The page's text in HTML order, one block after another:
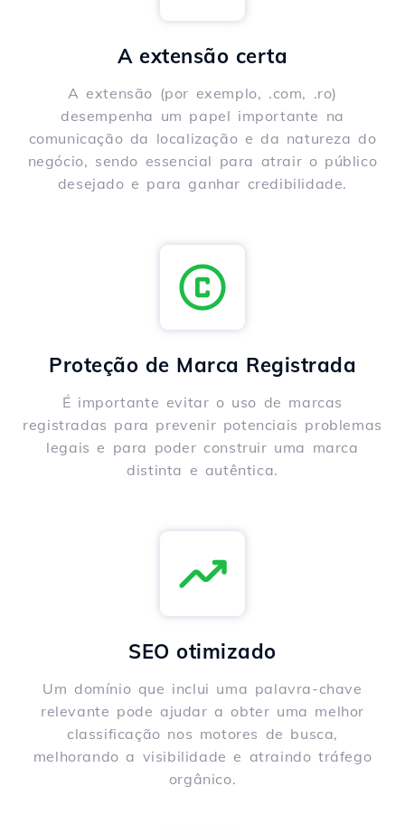
A extensão certa
A extensão (por exemplo, .com, .ro)
desempenha um papel importante na
comunicação da localização e da natureza do
negócio, sendo essencial para atrair o público
desejado e para ganhar credibilidade.
Proteção de Marca Registrada
É importante evitar o uso de marcas
registradas para prevenir potenciais problemas
legais e para poder construir uma marca
distinta e autêntica.
SEO otimizado
Um domínio que inclui uma palavra-chave
relevante pode ajudar a obter uma melhor
classificação nos motores de busca,
melhorando a visibilidade e atraindo tráfego
orgânico.